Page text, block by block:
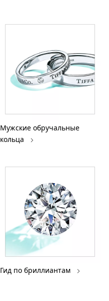
Мужские обручальные
кольца
Гид по бриллиантам